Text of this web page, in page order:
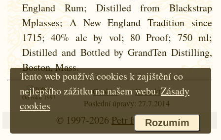
England Rum; Distilled from Blackstrap
Mplasses; A New England Tradition since
1715; 40% alc by vol; 80 Proof; 750 ml;
Distilled and Bottled by GrandTen Distilling,
Boston, Mass.
Od roku 1997
Cookies
Kontakt
Poslední úpravy: 27.7.2014
© 1997-2026 Petr Hloušek
Tento web používá cookies k zajištění co
nejlepšího zážitku na našem webu.Zásady
cookies
Rozumím